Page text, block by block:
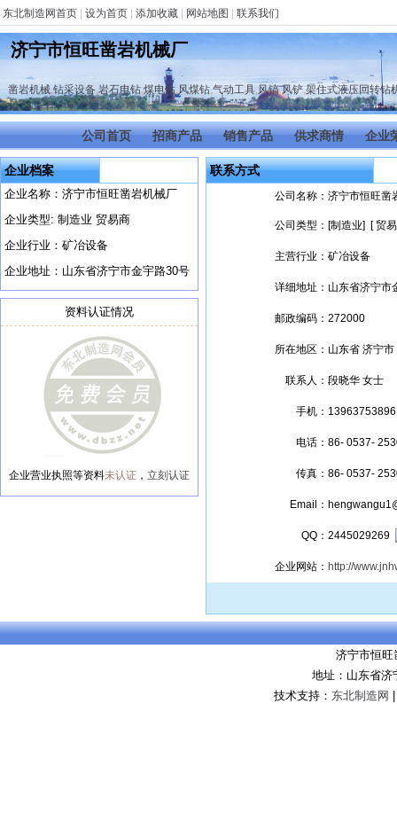
东北制造网首页 设为首页 添加收藏 网站地图 联系我们
济宁市恒旺凿岩机械厂
凿岩机械,钻采设备,岩石电钻,煤电钻,风煤钻,气动工具,风镐,风铲,架住式液压回转钻
公司首页 招商产品 销售产品 供求商情 企业
企业档案
企业名称：济宁市恒旺凿岩机械厂
企业类型: 制造业 贸易商
企业行业：矿冶设备
企业地址：山东省济宁市金宇路30号
资料认证情况
企业营业执照等资料未认证 ， 立刻认证
联系方式
公司名称： 济宁市恒旺凿
公司类型： [制造业] [ 贸
主营行业： 矿冶设备
详细地址： 山东省济宁市
邮政编码： 272000
所在地区： 山东省 济宁市
联系人： 段晓华 女士
手机： 13963753896
电话： 86- 0537-
传真： 86- 0537-
Email：
QQ： 2445029269
企业网站： http://
济宁市恒旺
地址：山东省济
技术支持： 东北制造网